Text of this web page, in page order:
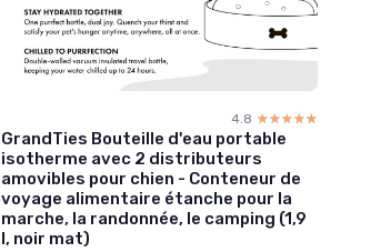
4.8 ☆☆☆☆☆
★★★★★
GrandTies Bouteille d'eau portable
isotherme avec 2 distributeurs
amovibles pour chien - Conteneur de
voyage alimentaire étanche pour la
marche, la randonnée, le camping (1,9
l, noir mat)